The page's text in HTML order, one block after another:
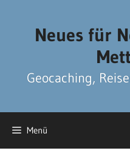
Neues für
Geocaching,
Menü